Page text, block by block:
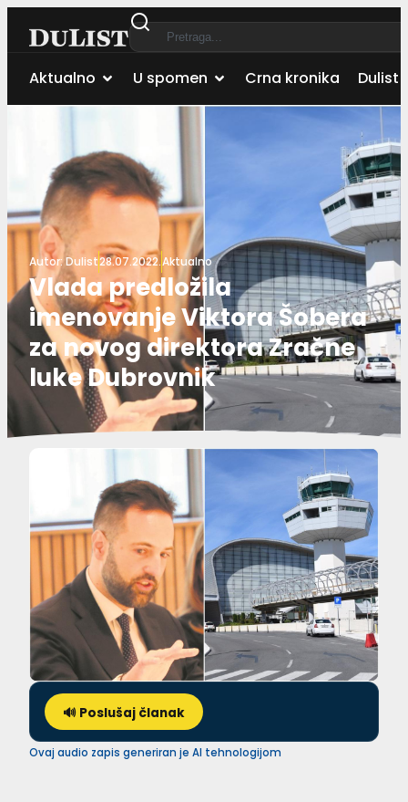
Aktualno U spomen Crna kronika Dulist
Autor:Dulist28.07.2022.Aktualno
Vlada predložila
imenovanje Viktora Šobera
za novog direktora Zračne
luke Dubrovnik
🔊 Poslušaj članak
Ovaj audio zapis generiran je AI tehnologijom